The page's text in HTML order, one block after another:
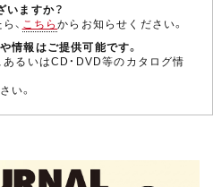
ますか？
、 こちらからお知らせください。
報はご提供可能です。
るいはCD・DVD等のカタログ情
い。